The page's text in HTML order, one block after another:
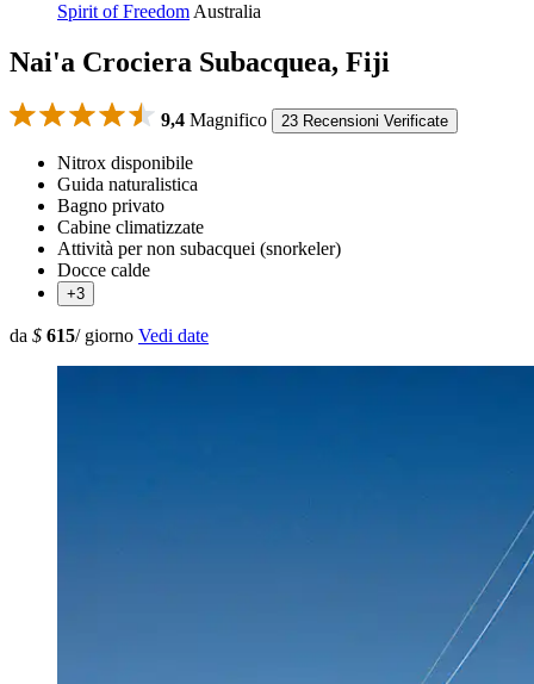
Spirit of Freedom Australia
Nai'a Crociera Subacquea, Fiji
9,4 Magnifico 23 Recensioni Verificate
Nitrox disponibile
Guida naturalistica
Bagno privato
Cabine climatizzate
Attività per non subacquei (snorkeler)
Docce calde
+3
da $ 615/ giorno Vedi date